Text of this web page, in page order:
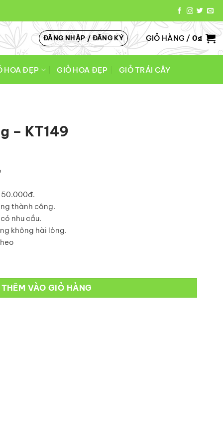
ĐĂNG NHẬP / ĐĂNG KÝ GIỎ HÀNG /0₫
HOA ĐẸP GIỎ HOA ĐẸP GIỎ TRÁI CÂY
– KT149
50.000đ.
thành công.
nhu cầu.
không hài lòng.
THÊM VÀO GIỎ HÀNG